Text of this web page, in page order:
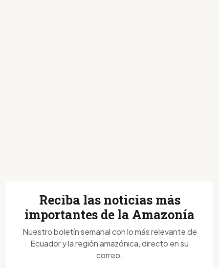
Reciba las noticias más
importantes de la Amazonía
Nuestro boletín semanal con lo más relevante de
Ecuador y la región amazónica, directo en su
correo.